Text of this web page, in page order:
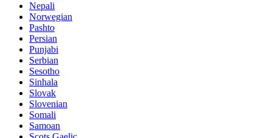
Nepali
Norwegian
Pashto
Persian
Punjabi
Serbian
Sesotho
Sinhala
Slovak
Slovenian
Somali
Samoan